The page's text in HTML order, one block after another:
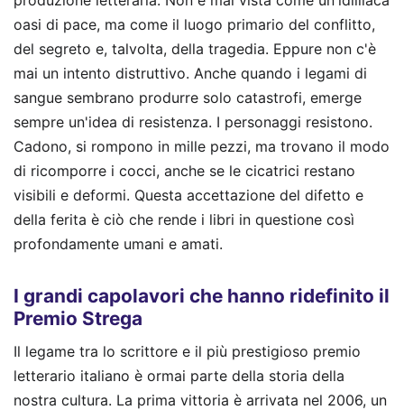
oasi di pace, ma come il luogo primario del conflitto,
del segreto e, talvolta, della tragedia. Eppure non c'è
mai un intento distruttivo. Anche quando i legami di
sangue sembrano produrre solo catastrofi, emerge
sempre un'idea di resistenza. I personaggi resistono.
Cadono, si rompono in mille pezzi, ma trovano il modo
di ricomporre i cocci, anche se le cicatrici restano
visibili e deformi. Questa accettazione del difetto e
della ferita è ciò che rende i libri in questione così
profondamente umani e amati.
I grandi capolavori che hanno ridefinito il
Premio Strega
Il legame tra lo scrittore e il più prestigioso premio
letterario italiano è ormai parte della storia della
nostra cultura. La prima vittoria è arrivata nel 2006, un